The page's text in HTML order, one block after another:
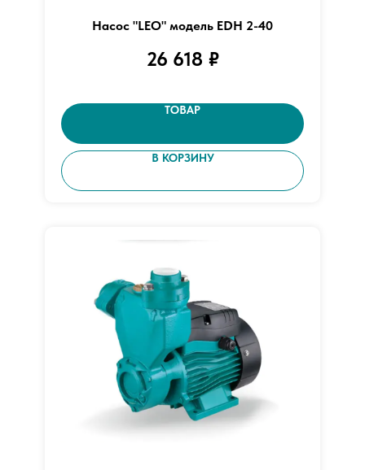
Насос "LEO" модель EDH 2-40
26 618 ₽
ТОВАР
В КОРЗИНУ